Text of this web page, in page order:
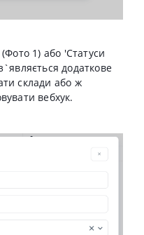
1) або 'Статуси
додаткове
склади або ж
вебхук.